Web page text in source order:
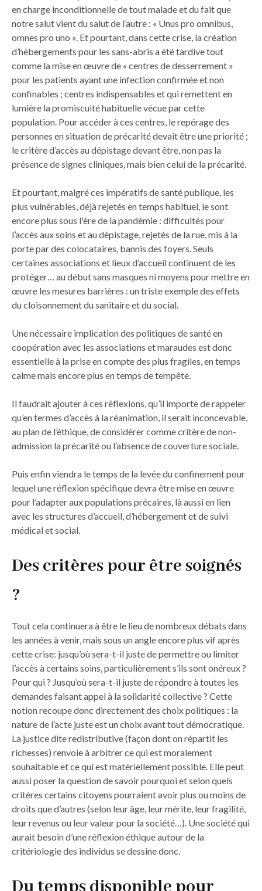
en charge inconditionnelle de tout malade et du fait que
notre salut vient du salut de l’autre : « Unus pro omnibus,
omnes pro uno ». Et pourtant, dans cette crise, la création
d’hébergements pour les sans-abris a été tardive tout
comme la mise en œuvre de « centres de desserrement »
pour les patients ayant une infection confirmée et non
confinables ; centres indispensables et qui remettent en
lumière la promiscuité habituelle vécue par cette
population. Pour accéder à ces centres, le repérage des
personnes en situation de précarité devait être une priorité ;
le critère d’accès au dépistage devant être, non pas la
présence de signes cliniques, mais bien celui de la précarité.
Et pourtant, malgré ces impératifs de santé publique, les
plus vulnérables, déjà rejetés en temps habituel, le sont
encore plus sous l'ère de la pandémie : difficultés pour
l’accès aux soins et au dépistage, rejetés de la rue, mis à la
porte par des colocataires, bannis des foyers. Seuls
certaines associations et lieux d’accueil continuent de les
protéger… au début sans masques ni moyens pour mettre en
œuvre les mesures barrières : un triste exemple des effets
du cloisonnement du sanitaire et du social.
Une nécessaire implication des politiques de santé en
coopération avec les associations et maraudes est donc
essentielle à la prise en compte des plus fragiles, en temps
calme mais encore plus en temps de tempête.
Il faudrait ajouter à ces réflexions, qu’il importe de rappeler
qu’en termes d’accès à la réanimation, il serait inconcevable,
au plan de l’éthique, de considérer comme critère de non-
admission la précarité ou l’absence de couverture sociale.
Puis enfin viendra le temps de la levée du confinement pour
lequel une réflexion spécifique devra être mise en œuvre
pour l’adapter aux populations précaires, là aussi en lien
avec les structures d’accueil, d’hébergement et de suivi
médical et social.
Des critères pour être soignés
?
Tout cela continuera à être le lieu de nombreux débats dans
les années à venir, mais sous un angle encore plus vif après
cette crise: jusqu’où sera-t-il juste de permettre ou limiter
l’accès à certains soins, particulièrement s’ils sont onéreux ?
Pour qui ? Jusqu’où sera-t-il juste de répondre à toutes les
demandes faisant appel à la solidarité collective ? Cette
notion recoupe donc directement des choix politiques : la
nature de l’acte juste est un choix avant tout démocratique.
La justice dite redistributive (façon dont on répartit les
richesses) renvoie à arbitrer ce qui est moralement
souhaitable et ce qui est matériellement possible. Elle peut
aussi poser la question de savoir pourquoi et selon quels
critères certains citoyens pourraient avoir plus ou moins de
droits que d’autres (selon leur âge, leur mérite, leur fragilité,
leur revenus ou leur valeur pour la société…). Une société qui
aurait besoin d’une réflexion éthique autour de la
critériologie des individus se dessine donc.